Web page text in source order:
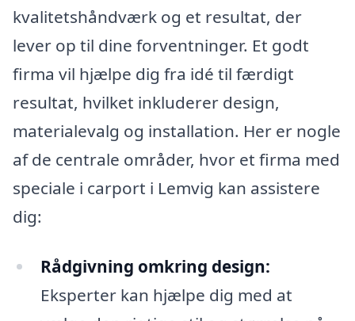
kvalitetshåndværk og et resultat, der
lever op til dine forventninger. Et godt
firma vil hjælpe dig fra idé til færdigt
resultat, hvilket inkluderer design,
materialevalg og installation. Her er nogle
af de centrale områder, hvor et firma med
speciale i carport i Lemvig kan assistere
dig:
Rådgivning omkring design:
Eksperter kan hjælpe dig med at